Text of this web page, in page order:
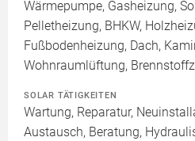
Wärmepumpe, Gasheizung,
Pelletheizung, BHKW,
Fußbodenheizung, Dach,
Wohnraumlüftung,
SOLAR TÄTIGKEITEN
Wartung, Reparatur,
Austausch, Beratung,